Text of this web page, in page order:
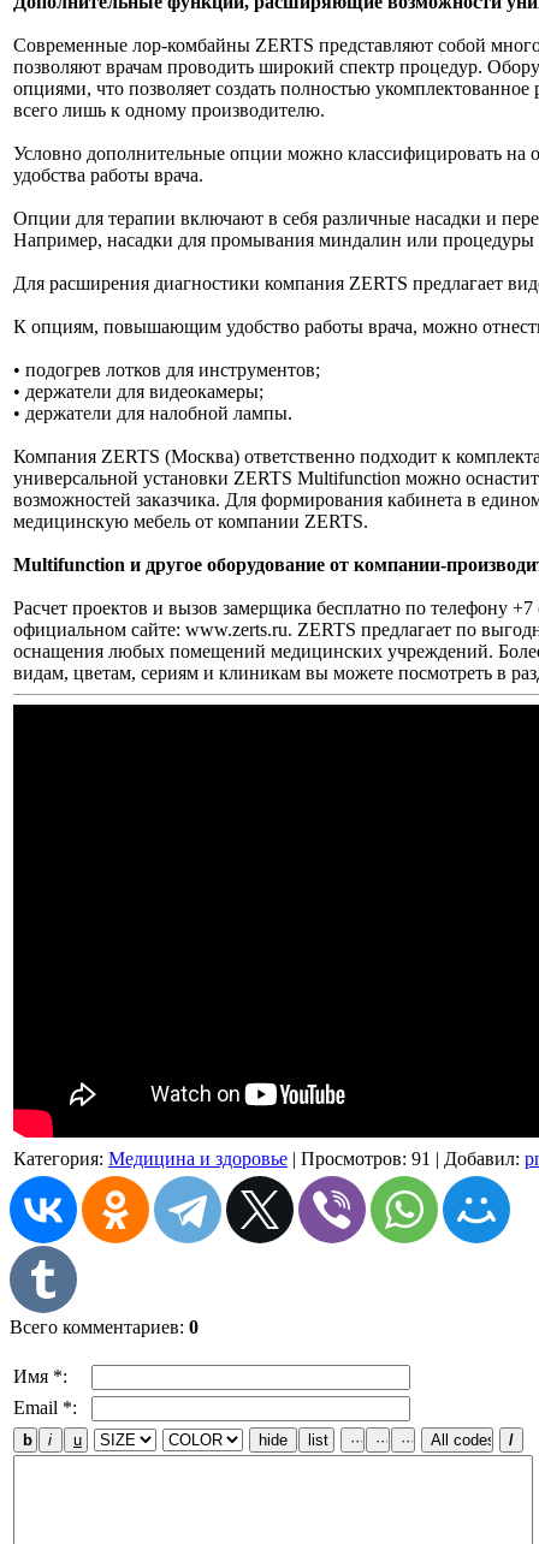
Современные лор-комбайны ZERTS представляют собой
позволяют врачам проводить широкий спектр процедур.
опциями, что позволяет создать полностью укомплектованное
всего лишь к одному производителю.
Условно дополнительные опции можно классифицировать на
удобства работы врача.
Опции для терапии включают в себя различные насадки и
Например, насадки для промывания миндалин или процедуры
Для расширения диагностики компания ZERTS предлагает
К опциям, повышающим удобство работы врача, можно
• подогрев лотков для инструментов;
• держатели для видеокамеры;
• держатели для налобной лампы.
Компания ZERTS (Москва) ответственно подходит к
универсальной установки ZERTS Multifunction можно
возможностей заказчика. Для формирования кабинета в
медицинскую мебель от компании ZERTS.
Multifunction и другое оборудование от компании-
Расчет проектов и вызов замерщика бесплатно по телефону
официальном сайте: www.zerts.ru. ZERTS предлагает по
оснащения любых помещений медицинских учреждений.
видам, цветам, сериям и клиникам вы можете посмотреть в
Категория: Медицина и здоровье | Просмотров: 91 | Добавил:
Всего комментариев: 0
Имя *:
Email *: